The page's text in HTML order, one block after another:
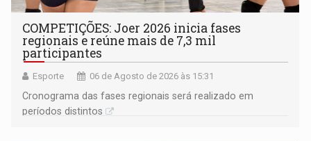
COMPETIÇÕES: Joer 2026 inicia fases
regionais e reúne mais de 7,3 mil
participantes
Esporte 06 de Agosto de 2026 às 15:31
Cronograma das fases regionais será realizado em
períodos distintos